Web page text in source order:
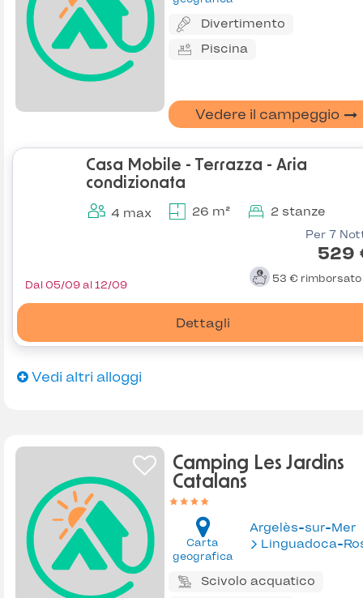
Divertimento
Piscina
Vedere il campeggio
Casa Mobile - Terrazza - Aria
condizionata
4 max 26 m² 2 stanze
Per 7
529
53 € rimborsato
Dettagli
Dal 05/09 al 12/09
Vedi altri alloggi
Camping Les Jardins
Catalans
Carta
geografica
Argelès-sur-Mer
Linguadoca-
Scivolo acquatico